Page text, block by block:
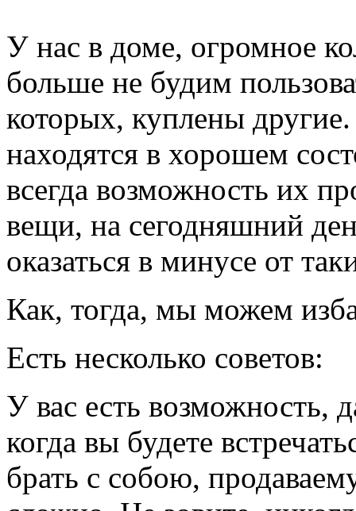
У нас в доме, огромное
больше не будим
которых, куплены
находятся в хорошем
всегда возможность их
вещи, на сегодняшний
оказаться в минусе от
Как, тогда, мы можем
Есть несколько советов:
У вас есть возможность,
когда вы будете
брать с собою,